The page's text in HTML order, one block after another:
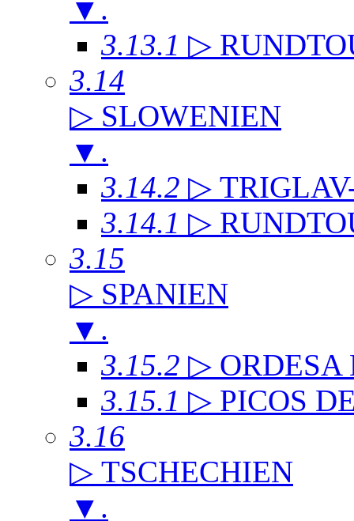
▼ .
3.13.1 ▷
3.14
▷ SLOWENIEN
▼ .
3.14.2 ▷
3.14.1 ▷
3.15
▷ SPANIEN
▼ .
3.15.2 ▷ ORDESA
3.15.1 ▷ PICOS
3.16
▷ TSCHECHIEN
▼ .